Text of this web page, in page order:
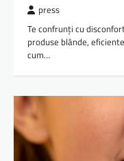
press
Te confrunți cu
produse blânde,
cum…